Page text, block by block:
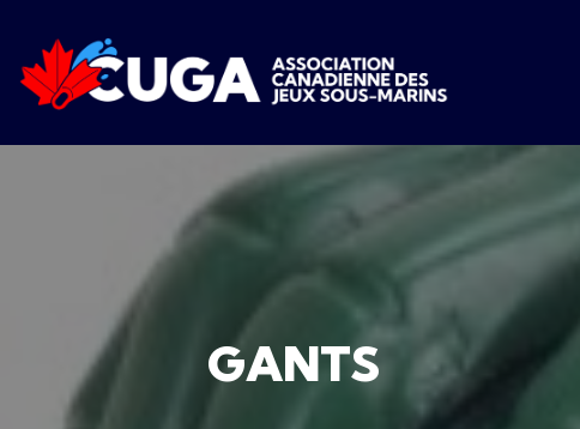
Skip
to
GANTS